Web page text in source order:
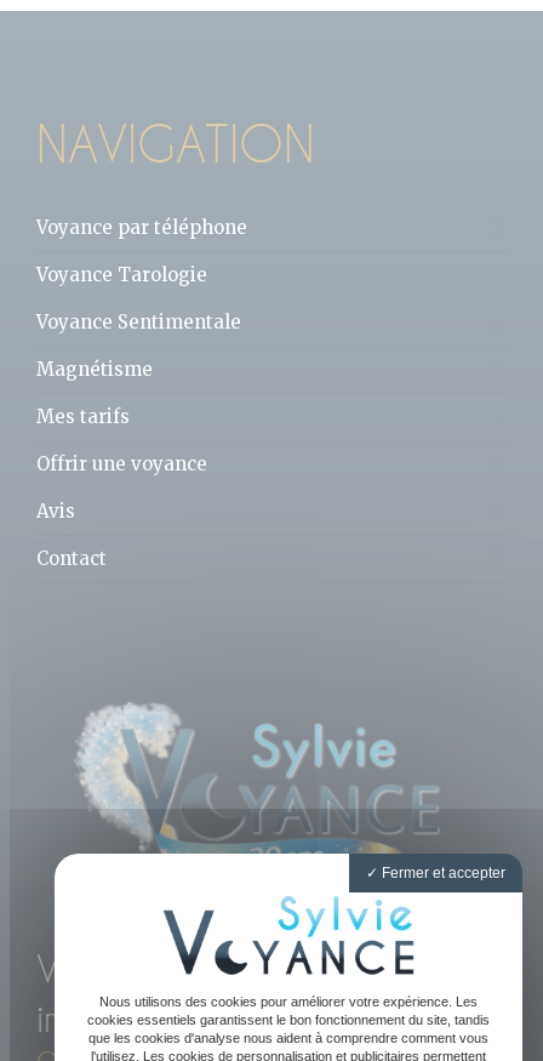
NAVIGATION
Voyance par téléphone
Voyance Tarologie
Voyance Sentimentale
Magnétisme
Mes tarifs
Offrir une voyance
Avis
Contact
Voyance directe et
immédiate par téléphone
Fermer et accepter
Nous utilisons des cookies pour améliorer votre expérience. Les
cookies essentiels garantissent le bon fonctionnement du site, tandis
que les cookies d'analyse nous aident à comprendre comment vous
l'utilisez. Les cookies de personnalisation et publicitaires permettent